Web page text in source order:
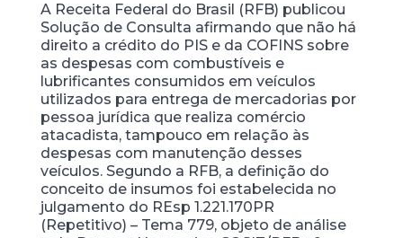
A Receita Federal do Brasil (RFB) publicou
Solução de Consulta afirmando que não há
direito a crédito do PIS e da COFINS sobre
as despesas com combustíveis e
lubrificantes consumidos em veículos
utilizados para entrega de mercadorias por
pessoa jurídica que realiza comércio
atacadista, tampouco em relação às
despesas com manutenção desses
veículos. Segundo a RFB, a definição do
conceito de insumos foi estabelecida no
julgamento do REsp 1.221.170PR
(Repetitivo) – Tema 779, objeto de análise